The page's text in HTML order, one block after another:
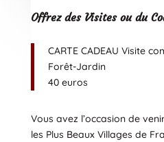
Offrez des Visites ou du
CARTE CADEAU Visite
Forêt-Jardin
40 euros
Vous avez l’occasion de
les Plus Beaux Villages de